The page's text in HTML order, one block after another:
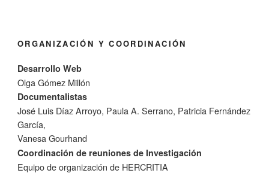
ORGANIZACIÓN Y COORDINACIÓN
Desarrollo Web
Olga Gómez Millón
Documentalistas
José Luis Díaz Arroyo, Paula A. Serrano, Patricia Fernández
García,
Vanesa Gourhand
Coordinación de reuniones de Investigación
Equipo de organización de HERCRITIA